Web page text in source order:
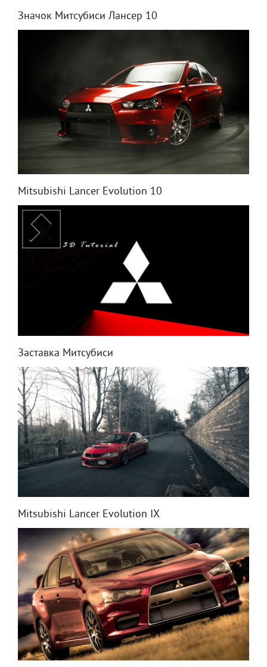
Значок Митсубиси Лансер 10
Mitsubishi Lancer Evolution 10
Заставка Митсубиси
Mitsubishi Lancer Evolution IX